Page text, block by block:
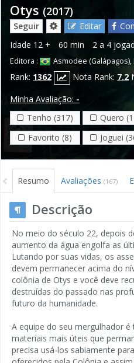
Otys (2017)
Seguir Editar
Idade 12 + 60 min 2 a 4
Editora : Asmodee (Galápagos),
Rank: 1362 Nota Rank: 7.2
Minha Avaliação: -
Tenho (317)
Quero
Favorito (8)
Joguei
Resumo Avaliações (167)
Descrição
No meio do século 22, depois
aumento da água engolfa as
Lutando por suas vidas, os
devem permanecer acima do
colônia de Otys e você deve
destruídas do passado nas
futuro da humanidade.
A equipe do seu mergulhador
materiais mais úteis que
precisa usá-los sabiamente